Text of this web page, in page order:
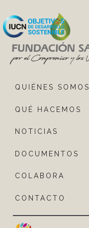
QUIÉNES SOMOS
QUÉ HACEMOS
NOTICIAS
DOCUMENTOS
COLABORA
CONTACTO